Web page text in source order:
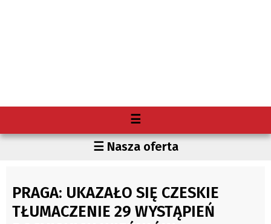
☰
O nas
Archiwum
Autorzy
☰ Nasza oferta
Świat
Kongres Polaków
PRAGA: UKAZAŁO SIĘ CZESKIE
TŁUMACZENIE 29 WYSTĄPIEŃ